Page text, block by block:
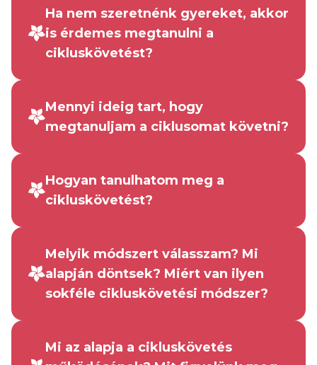
Ha nem szeretnénk gyereket, akkor
is érdemes megtanulni a
cikluskövetést?
Mennyi ideig tart, hogy
megtanuljam a ciklusomat követni?
Hogyan tanulhatom meg a
cikluskövetést?
Melyik módszert válasszam? Mi
alapján döntsek? Miért van ilyen
sokféle cikluskövetési módszer?
Mi az alapja a cikluskövetés